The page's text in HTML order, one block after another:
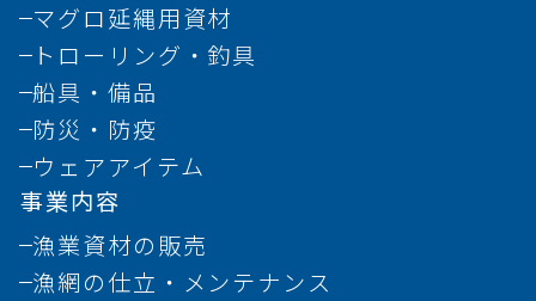
マグロ延縄用資材
トローリング・釣具
船具・備品
防災・防疫
ウェアアイテム
事業内容
漁業資材の販売
漁網の仕立・メンテナンス